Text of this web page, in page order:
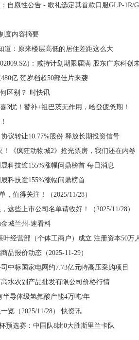
度内容摘要
道：原来楼层高低的居住差距这么大
：减持计划期限届满 股东广东科创
亿 贺岁档超50部佳片来袭
区别？-时快讯
3忧！替补+祖巴茨无作用，哈登疲惫期！
议转让10.77%股份 释放长期投资信号
《疯狂动物城2》抢光票房，我们还在内卷
科技逾155%涨幅问鼎榜首 每日消息
科技逾155%涨幅问鼎榜首
，值得关注！（2025/11/28）
这些上市公司名单请收好！（2025/11/28）
城兰州-速看料
经营部（个体工商户）成立 注册资本50万
品报价动态（2025-11-29）
中标国家电网约7.73亿元特高压采购项目
高水农副产品批发有限公司价格行情
半导体级氢氟酸产能4万吨/年
览（2025/11/28） 快资讯
预选赛：中国队8比0大胜斯里兰卡队